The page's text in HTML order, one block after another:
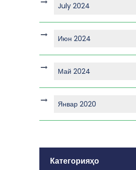
July 2024
Июн 2024
Май 2024
Январ 2020
Категорияҳо